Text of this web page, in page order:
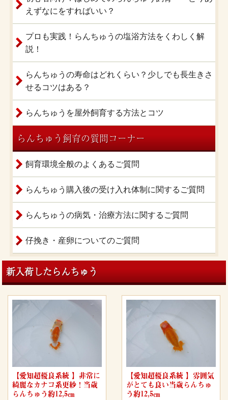
えずなにをすればいい？
プロも実践！らんちゅうの塩浴方法をくわしく解
説！
らんちゅうの寿命はどれくらい？少しでも長生きさ
せるコツはある？
らんちゅうを屋外飼育する方法とコツ
らんちゅう飼育の質問コーナー
飼育環境全般のよくあるご質問
らんちゅう購入後の受け入れ体制に関するご質問
らんちゅうの病気・治療方法に関するご質問
仔挽き・産卵についてのご質問
新入荷したらんちゅう
【愛知超優良系統 】非常に
綺麗なカナコ系更紗！当歳
らんちゅう約12,5㎝
【愛知超優良系統 】雰囲気
がとても良い当歳らんちゅ
う約12,5㎝